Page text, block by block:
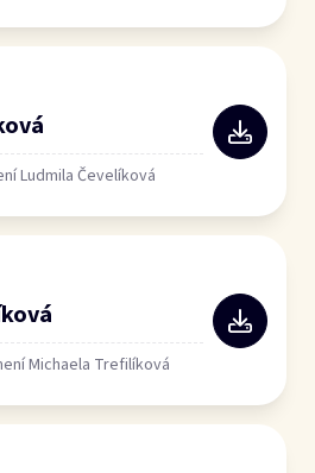
Ludmila Čevelíková
Michaela Trefilíková